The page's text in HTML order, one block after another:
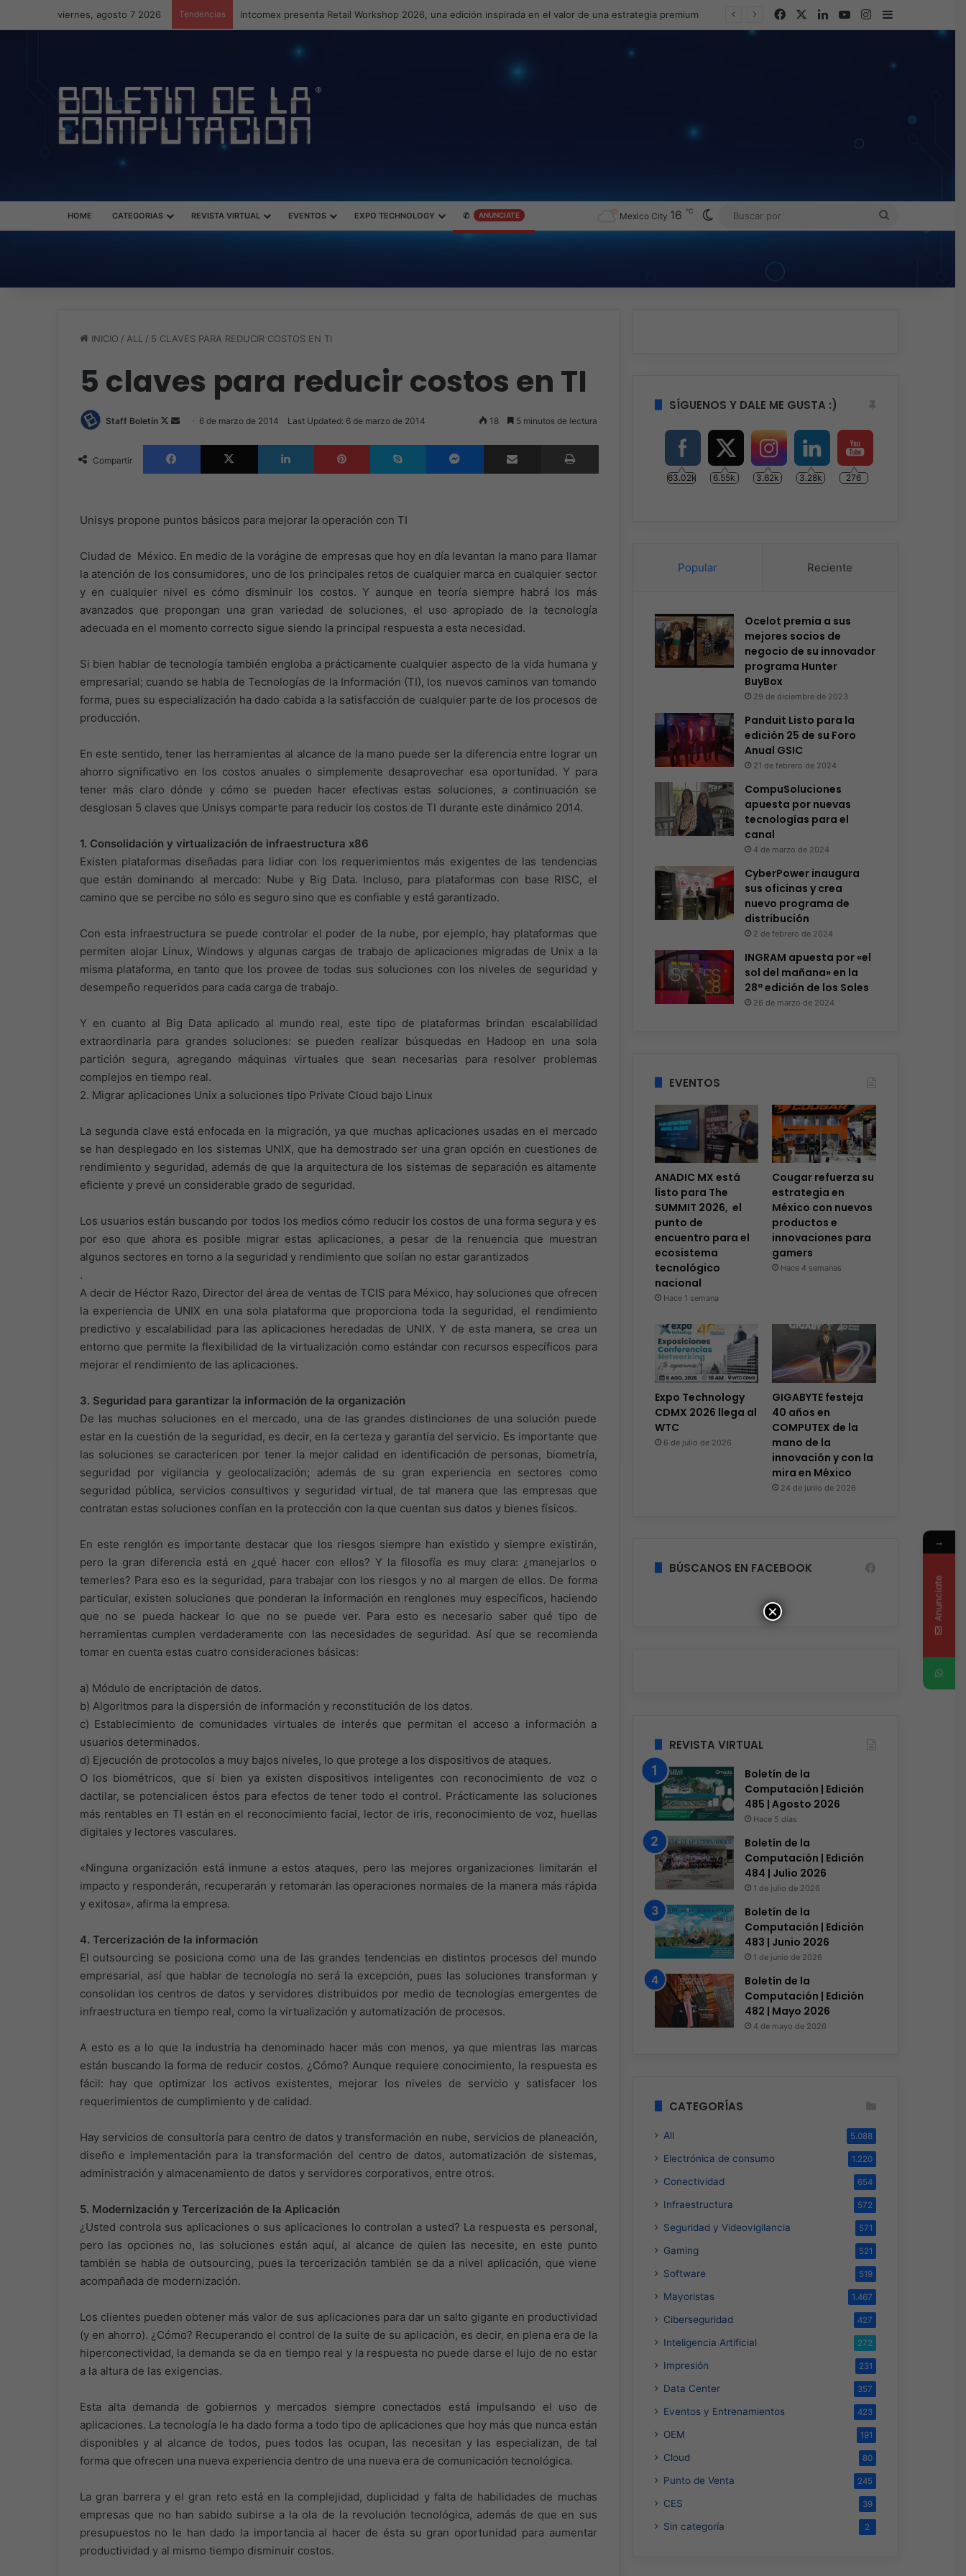
viernes, agosto 7 2026 Tendencias Intcomex presenta Retail Workshop 2026, una edición inspirada en el valor de una estrategia premium FacebookLinkedInYouTubeInstagram
Barra lateral
HOME CATEGORIAS REVISTA VIRTUAL EVENTOS EXPO TECHNOLOGY ✆ ANUNCIATE Mexico City 16 ℃ Switch skin
BUSCAR
INICIO / ALL / 5 CLAVES PARA REDUCIR COSTOS EN TI
5 claves para reducir costos en TI
Staff Boletín
Follow
X
Send 6 de marzo de 2014 Last Updated: 6 de marzo de 2014 18 5 minutos de lectura
Compartir
Facebook X LinkedIn Pinterest Skype Messenger Compartir por correo electrónico Imprimir
Unisys propone puntos básicos para mejorar la operación con TI
Ciudad de México. En medio de la vorágine de empresas que hoy en día levantan la mano para llamar
la atención de los consumidores, uno de los principales retos de cualquier marca en cualquier sector
y en cualquier nivel es cómo disminuir los costos. Y aunque en teoría siempre habrá los más
avanzados que propongan una gran variedad de soluciones, el uso apropiado de la tecnología
adecuada en el momento correcto sigue siendo la principal respuesta a esta necesidad.
Si bien hablar de tecnología también engloba a prácticamente cualquier aspecto de la vida humana y
empresarial; cuando se habla de Tecnologías de la Información (TI), los nuevos caminos van tomando
forma, pues su especialización ha dado cabida a la satisfacción de cualquier parte de los procesos de
producción.
En este sentido, tener las herramientas al alcance de la mano puede ser la diferencia entre lograr un
ahorro significativo en los costos anuales o simplemente desaprovechar esa oportunidad. Y para
tener más claro dónde y cómo se pueden hacer efectivas estas soluciones, a continuación se
desglosan 5 claves que Unisys comparte para reducir los costos de TI durante este dinámico 2014.
1. Consolidación y virtualización de infraestructura x86
Existen plataformas diseñadas para lidiar con los requerimientos más exigentes de las tendencias
que están dominando al mercado: Nube y Big Data. Incluso, para plataformas con base RISC, el
camino que se percibe no sólo es seguro sino que es confiable y está garantizado.
Con esta infraestructura se puede controlar el poder de la nube, por ejemplo, hay plataformas que
permiten alojar Linux, Windows y algunas cargas de trabajo de aplicaciones migradas de Unix a la
misma plataforma, en tanto que los provee de todas sus soluciones con los niveles de seguridad y
desempeño requeridos para cada carga de trabajo.
Y en cuanto al Big Data aplicado al mundo real, este tipo de plataformas brindan escalabilidad
extraordinaria para grandes soluciones: se pueden realizar búsquedas en Hadoop en una sola
partición segura, agregando máquinas virtuales que sean necesarias para resolver problemas
complejos en tiempo real.
2. Migrar aplicaciones Unix a soluciones tipo Private Cloud bajo Linux
La segunda clave está enfocada en la migración, ya que muchas aplicaciones usadas en el mercado
se han desplegado en los sistemas UNIX, que ha demostrado ser una gran opción en cuestiones de
rendimiento y seguridad, además de que la arquitectura de los sistemas de separación es altamente
eficiente y prevé un considerable grado de seguridad.
Los usuarios están buscando por todos los medios cómo reducir los costos de una forma segura y es
por eso que ahora es posible migrar estas aplicaciones, a pesar de la renuencia que muestran
algunos sectores en torno a la seguridad y rendimiento que solían no estar garantizados
.
A decir de Héctor Razo, Director del área de ventas de TCIS para México, hay soluciones que ofrecen
la experiencia de UNIX en una sola plataforma que proporciona toda la seguridad, el rendimiento
predictivo y escalabilidad para las aplicaciones heredadas de UNIX. Y de esta manera, se crea un
entorno que permite la flexibilidad de la virtualización como estándar con recursos específicos para
mejorar el rendimiento de las aplicaciones.
3. Seguridad para garantizar la información de la organización
De las muchas soluciones en el mercado, una de las grandes distinciones de una solución puede
estar en la cuestión de la seguridad, es decir, en la certeza y garantía del servicio. Es importante que
las soluciones se caractericen por tener la mejor calidad en identificación de personas, biometría,
seguridad por vigilancia y geolocalización; además de su gran experiencia en sectores como
seguridad pública, servicios consultivos y seguridad virtual, de tal manera que las empresas que
contratan estas soluciones confían en la protección con la que cuentan sus datos y bienes físicos.
En este renglón es importante destacar que los riesgos siempre han existido y siempre existirán,
pero la gran diferencia está en ¿qué hacer con ellos? Y la filosofía es muy clara: ¿manejarlos o
temerles? Para eso es la seguridad, para trabajar con los riesgos y no al margen de ellos. De forma
particular, existen soluciones que ponderan la información en renglones muy específicos, haciendo
que no se pueda hackear lo que no se puede ver. Para esto es necesario saber qué tipo de
herramientas cumplen verdaderamente con las necesidades de seguridad. Así que se recomienda
tomar en cuenta estas cuatro consideraciones básicas:
a) Módulo de encriptación de datos.
b) Algoritmos para la dispersión de información y reconstitución de los datos.
c) Establecimiento de comunidades virtuales de interés que permitan el acceso a información a
usuarios determinados.
d) Ejecución de protocolos a muy bajos niveles, lo que protege a los dispositivos de ataques.
O los biométricos, que si bien ya existen dispositivos inteligentes con reconocimiento de voz o
dactilar, se potencialicen éstos para efectos de tener todo el control. Prácticamente las soluciones
más rentables en TI están en el reconocimiento facial, lector de iris, reconocimiento de voz, huellas
digitales y lectores vasculares.
«Ninguna organización está inmune a estos ataques, pero las mejores organizaciones limitarán el
impacto y responderán, recuperarán y retomarán las operaciones normales de la manera más rápida
y exitosa», afirma la empresa.
4. Tercerización de la información
El outsourcing se posiciona como una de las grandes tendencias en distintos procesos del mundo
empresarial, así que hablar de tecnología no será la excepción, pues las soluciones transforman y
consolidan los centros de datos y servidores distribuidos por medio de tecnologías emergentes de
infraestructura en tiempo real, como la virtualización y automatización de procesos.
A esto es a lo que la industria ha denominado hacer más con menos, ya que mientras las marcas
están buscando la forma de reducir costos. ¿Cómo? Aunque requiere conocimiento, la respuesta es
fácil: hay que optimizar los activos existentes, mejorar los niveles de servicio y satisfacer los
requerimientos de cumplimiento y de calidad.
Hay servicios de consultoría para centro de datos y transformación en nube, servicios de planeación,
diseño e implementación para la transformación del centro de datos, automatización de sistemas,
administración y almacenamiento de datos y servidores corporativos, entre otros.
5. Modernización y Tercerización de la Aplicación
¿Usted controla sus aplicaciones o sus aplicaciones lo controlan a usted? La respuesta es personal,
pero las opciones no, las soluciones están aquí, al alcance de quien las necesite, en este punto
también se habla de outsourcing, pues la tercerización también se da a nivel aplicación, que viene
acompañada de modernización.
Los clientes pueden obtener más valor de sus aplicaciones para dar un salto gigante en productividad
(y en ahorro). ¿Cómo? Recuperando el control de la suite de su aplicación, es decir, en plena era de la
hiperconectividad, la demanda se da en tiempo real y la respuesta no puede darse el lujo de no estar
a la altura de las exigencias.
Esta alta demanda de gobiernos y mercados siempre conectados está impulsando el uso de
aplicaciones. La tecnología le ha dado forma a todo tipo de aplicaciones que hoy más que nunca están
disponibles y al alcance de todos, pues todos las ocupan, las necesitan y las especializan, de tal
forma que ofrecen una nueva experiencia dentro de una nueva era de comunicación tecnológica.
La gran barrera y el gran reto está en la complejidad, duplicidad y falta de habilidades de muchas
empresas que no han sabido subirse a la ola de la revolución tecnológica, además de que en sus
presupuestos no le han dado la importancia al hacer de ésta su gran oportunidad para aumentar
productividad y al mismo tiempo disminuir costos.
SÍGUENOS Y DALE ME GUSTA :)
63.02k 6.55k 3.62k 3.28k 276
Popular Reciente
Ocelot premia a sus
mejores socios de
negocio de su innovador
programa Hunter
BuyBox
29 de diciembre de 2023
Panduit Listo para la
edición 25 de su Foro
Anual GSIC
21 de febrero de 2024
CompuSoluciones
apuesta por nuevas
tecnologías para el
canal
4 de marzo de 2024
CyberPower inaugura
sus oficinas y crea
nuevo programa de
distribución
2 de febrero de 2024
INGRAM apuesta por «el
sol del mañana» en la
28ª edición de los Soles
26 de marzo de 2024
EVENTOS
ANADIC MX está
listo para The
SUMMIT 2026, el
punto de
encuentro para el
ecosistema
tecnológico
nacional
Hace 1 semana
Cougar refuerza su
estrategia en
México con nuevos
productos e
innovaciones para
gamers
Hace 4 semanas
Expo Technology
CDMX 2026 llega al
WTC
6 de julio de 2026
GIGABYTE festeja
40 años en
COMPUTEX de la
mano de la
innovación y con la
mira en México
24 de junio de 2026
BÚSCANOS EN FACEBOOK
REVISTA VIRTUAL
Boletín de la
Computación | Edición
485 | Agosto 2026
Hace 5 días
Boletín de la
Computación | Edición
484 | Julio 2026
1 de julio de 2026
Boletín de la
Computación | Edición
483 | Junio 2026
1 de junio de 2026
Boletín de la
Computación | Edición
482 | Mayo 2026
4 de mayo de 2026
CATEGORÍAS
All 5.088
Electrónica de consumo 1.220
Conectividad 654
Infraestructura 572
Seguridad y Videovigilancia 571
Gaming 521
Software 519
Mayoristas 1.467
Ciberseguridad 427
Inteligencia Artificial 272
Impresión 231
Data Center 357
Eventos y Entrenamientos 423
OEM 191
Cloud 80
Punto de Venta 245
CES 39
Sin categoría 2
×
→
Anunciate